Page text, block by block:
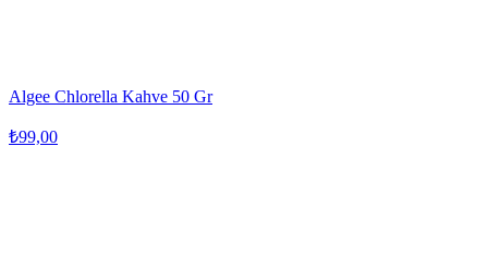
Algee Chlorella Kahve 50 Gr
₺99,00